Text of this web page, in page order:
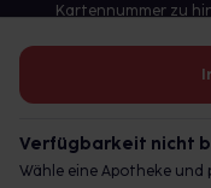
Verfügbarkeit nicht
Wähle eine Apotheke
Kartennummer zu
Betreiber des Portals
© 2026 gesund.de GmbH